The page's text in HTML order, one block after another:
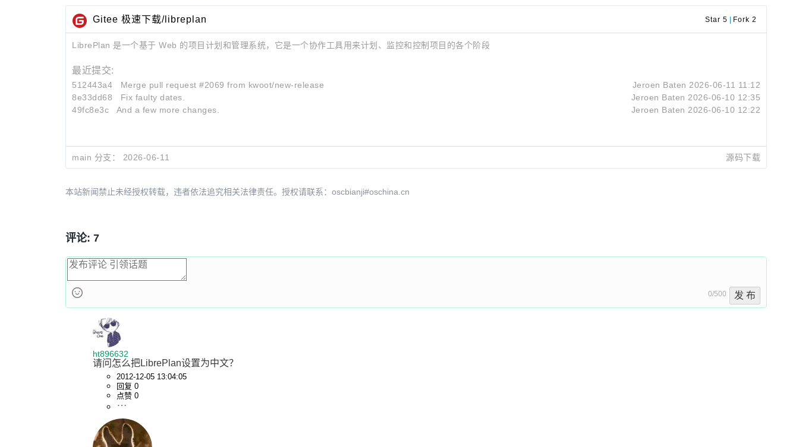
Gitee 极速下载/libreplan Star 5 Fork 2
LibrePlan 是一个基于 Web 的项目计划和管理系统，它是一个协作工具用来计划、监控和控制项目的各个阶段
最近提交:
512443a4 Merge pull request #2069 from kwoot/new-release Jeroen Baten 2026-06-11 11:12
8e33dd68
Fix faulty dates. Jeroen Baten 2026-06-10 12:35
49fc8e3c
And a few more changes. Jeroen Baten 2026-06-10 12:22
main 分支： 2026-06-11 源码下载
本站新闻禁止未经授权转载，违者依法追究相关法律责任。授权请联系：oscbianji#oschina.cn
评论: 7
0/500 发 布
ht896632
请问怎么把LibrePlan设置为中文？
2012-12-05 13:04:05
回复 0
点赞 0